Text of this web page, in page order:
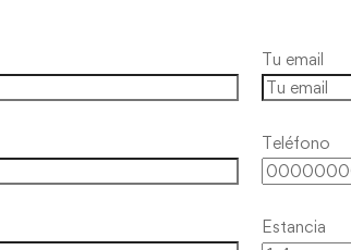
Tu email
Teléfono
Estancia